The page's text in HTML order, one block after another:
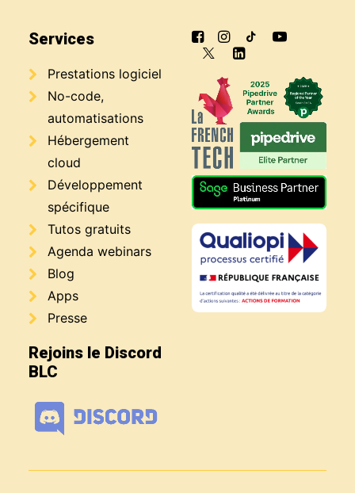
Services
Prestations logiciel
No-code,
automatisations
Hébergement
cloud
Développement
spécifique
Tutos gratuits
Agenda webinars
Blog
Apps
Presse
Rejoins le Discord
BLC